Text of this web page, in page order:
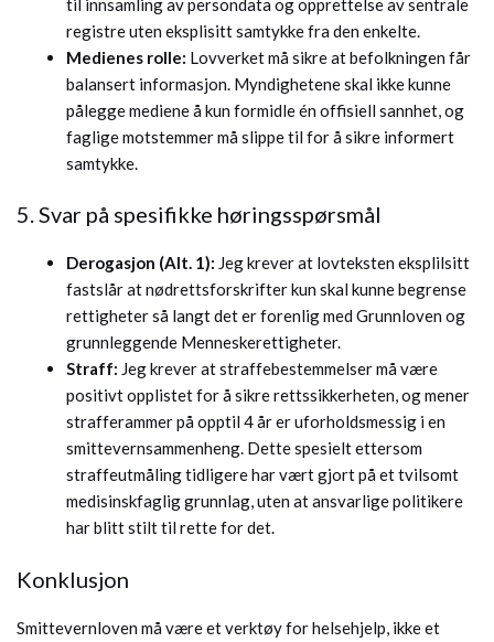
til innsamling av persondata og opprettelse av sentrale
registre uten eksplisitt samtykke fra den enkelte.
Medienes rolle: Lovverket må sikre at befolkningen får
balansert informasjon. Myndighetene skal ikke kunne
pålegge mediene å kun formidle én offisiell sannhet, og
faglige motstemmer må slippe til for å sikre informert
samtykke.
5. Svar på spesifikke høringsspørsmål
Derogasjon (Alt. 1): Jeg krever at lovteksten eksplilsitt
fastslår at nødrettsforskrifter kun skal kunne begrense
rettigheter så langt det er forenlig med Grunnloven og
grunnleggende Menneskerettigheter.
Straff: Jeg krever at straffebestemmelser må være
positivt opplistet for å sikre rettssikkerheten, og mener
strafferammer på opptil 4 år er uforholdsmessig i en
smittevernsammenheng. Dette spesielt ettersom
straffeutmåling tidligere har vært gjort på et tvilsomt
medisinskfaglig grunnlag, uten at ansvarlige politikere
har blitt stilt til rette for det.
Konklusjon
Smittevernloven må være et verktøy for helsehjelp, ikke et